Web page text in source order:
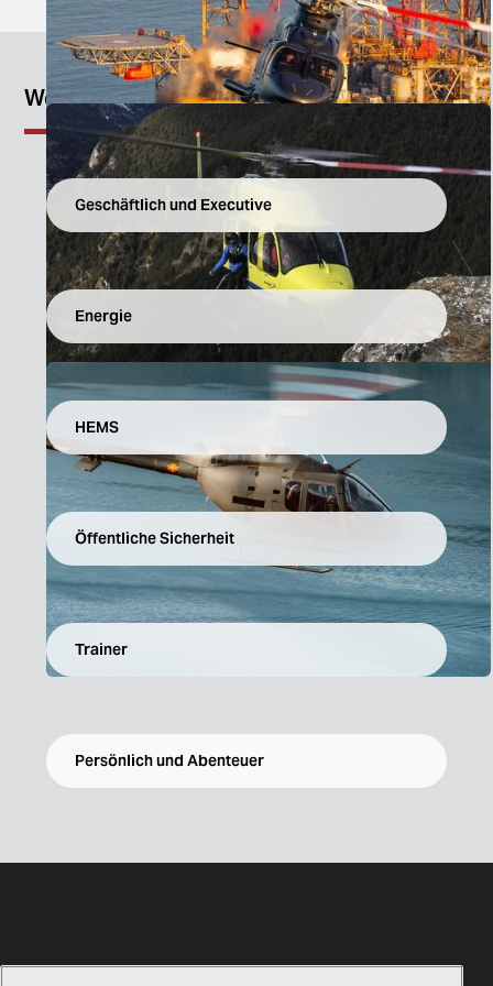
Weitere Einsätze ansehen
Geschäftlich und Executive
Energie
HEMS
Öffentliche Sicherheit
Trainer
Persönlich und Abenteuer